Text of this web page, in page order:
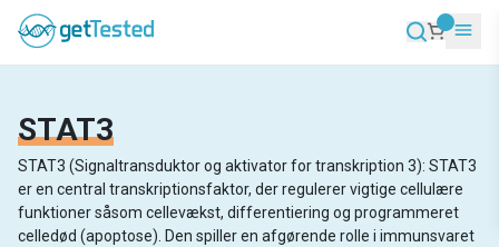
STAT3
STAT3 (Signaltransduktor og aktivator for transkription 3): STAT3
er en central transkriptionsfaktor, der regulerer vigtige cellulære
funktioner såsom cellevækst, differentiering og programmeret
celledød (apoptose). Den spiller en afgørende rolle i immunsvaret